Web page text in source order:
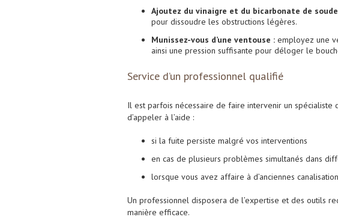
Ajoutez du vinaigre et du bicarbonate de
pour dissoudre les obstructions légères.
Munissez-vous d’une ventouse : employez une
ainsi une pression suffisante pour déloger le
Service d’un professionnel qualifié
Il est parfois nécessaire de faire intervenir un spécialiste
d’appeler à l’aide :
si la fuite persiste malgré vos interventions
en cas de plusieurs problèmes simultanés dans
lorsque vous avez affaire à d’anciennes
Un professionnel disposera de l’expertise et des outils
manière efficace.